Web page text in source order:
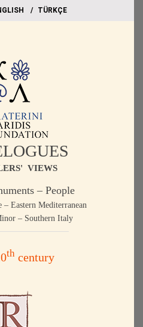
TÜRKÇE
VIEWS
– People
– Eastern Mediterranean
– Southern Italy
thcentury